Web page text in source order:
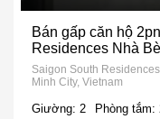
Bán gấp căn hộ
Residences Nhà
Saigon South
Minh City, Vietnam
Giường: 2 Phòng tắm: